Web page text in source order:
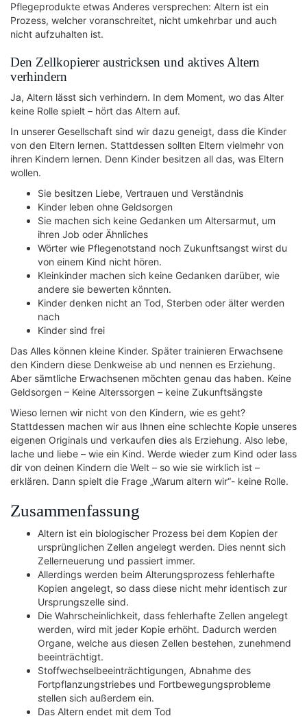
Pflegeprodukte etwas Anderes versprechen: Altern ist ein
Prozess, welcher voranschreitet, nicht umkehrbar und auch
nicht aufzuhalten ist.
Den Zellkopierer austricksen und aktives Altern
verhindern
Ja, Altern lässt sich verhindern. In dem Moment, wo das Alter
keine Rolle spielt – hört das Altern auf.
In unserer Gesellschaft sind wir dazu geneigt, dass die Kinder
von den Eltern lernen. Stattdessen sollten Eltern vielmehr von
ihren Kindern lernen. Denn Kinder besitzen all das, was Eltern
wollen.
Sie besitzen Liebe, Vertrauen und Verständnis
Kinder leben ohne Geldsorgen
Sie machen sich keine Gedanken um Altersarmut, um
ihren Job oder Ähnliches
Wörter wie Pflegenotstand noch Zukunftsangst wirst du
von einem Kind nicht hören.
Kleinkinder machen sich keine Gedanken darüber, wie
andere sie bewerten könnten.
Kinder denken nicht an Tod, Sterben oder älter werden
nach
Kinder sind frei
Das Alles können kleine Kinder. Später trainieren Erwachsene
den Kindern diese Denkweise ab und nennen es Erziehung.
Aber sämtliche Erwachsenen möchten genau das haben. Keine
Geldsorgen – Keine Alterssorgen – keine Zukunftsängste
Wieso lernen wir nicht von den Kindern, wie es geht?
Stattdessen machen wir aus Ihnen eine schlechte Kopie unseres
eigenen Originals und verkaufen dies als Erziehung. Also lebe,
lache und liebe – wie ein Kind. Werde wieder zum Kind oder lass
dir von deinen Kindern die Welt – so wie sie wirklich ist –
erklären. Dann spielt die Frage „Warum altern wir“- keine Rolle.
Zusammenfassung
Altern ist ein biologischer Prozess bei dem Kopien der
ursprünglichen Zellen angelegt werden. Dies nennt sich
Zellerneuerung und passiert immer.
Allerdings werden beim Alterungsprozess fehlerhafte
Kopien angelegt, so dass diese nicht mehr identisch zur
Ursprungszelle sind.
Die Wahrscheinlichkeit, dass fehlerhafte Zellen angelegt
werden, wird mit jeder Kopie erhöht. Dadurch werden
Organe, welche aus diesen Zellen bestehen, zunehmend
beeinträchtigt.
Stoffwechselbeeinträchtigungen, Abnahme des
Fortpflanzungstriebes und Fortbewegungsprobleme
stellen sich außerdem ein.
Das Altern endet mit dem Tod